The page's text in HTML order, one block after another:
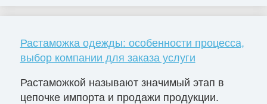
Растаможка одежды: особенности процесса,
выбор компании для заказа услуги
Растаможкой называют значимый этап в
цепочке импорта и продажи продукции.